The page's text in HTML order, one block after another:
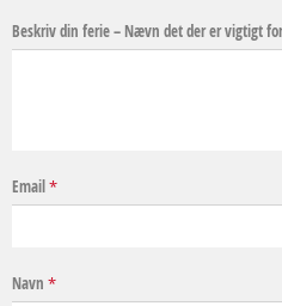
Beskriv din ferie – Nævn det der er vigtigt
Email*
Navn *